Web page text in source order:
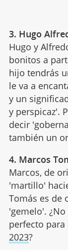
3. Hugo
Hugo y
bonitos a
hijo tendrás
le va a
y un
y perspicaz'.
decir
también un
4. Marcos
Marcos, de
'martillo'
Tomás es de
'gemelo'.
perfecto para
2023?